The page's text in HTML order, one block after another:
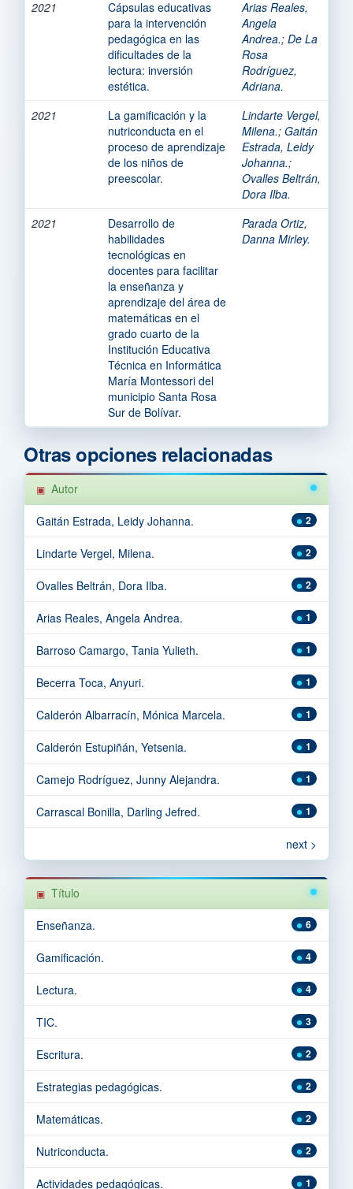
2021
Cápsulas educativas
para la intervención
pedagógica en las
dificultades de la
lectura: inversión
estética.
Arias Reales,
Angela
Andrea.; De La
Rosa
Rodríguez,
Adriana.
2021
La gamificación y la
nutriconducta en el
proceso de aprendizaje
de los niños de
preescolar.
Lindarte Vergel,
Milena.; Gaitán
Estrada, Leidy
Johanna.;
Ovalles Beltrán,
Dora Ilba.
2021
Desarrollo de
habilidades
tecnológicas en
docentes para facilitar
la enseñanza y
aprendizaje del área de
matemáticas en el
grado cuarto de la
Institución Educativa
Técnica en Informática
María Montessori del
municipio Santa Rosa
Sur de Bolívar.
Parada Ortiz,
Danna Mirley.
Otras opciones relacionadas
Autor
2
Gaitán Estrada, Leidy Johanna.
2
Lindarte Vergel, Milena.
2
Ovalles Beltrán, Dora Ilba.
1
Arias Reales, Angela Andrea.
1
Barroso Camargo, Tania Yulieth.
1
Becerra Toca, Anyuri.
1
Calderón Albarracín, Mónica Marcela.
1
Calderón Estupiñán, Yetsenia.
1
Camejo Rodríguez, Junny Alejandra.
1
Carrascal Bonilla, Darling Jefred.
next >
Título
6
Enseñanza.
4
Gamificación.
4
Lectura.
3
TIC.
2
Escritura.
2
Estrategias pedagógicas.
2
Matemáticas.
2
Nutriconducta.
1
Actividades pedagógicas.